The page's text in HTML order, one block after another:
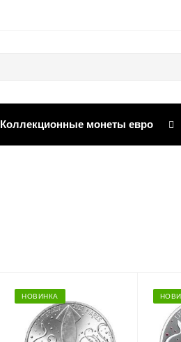
Коллекционные монеты евро
НОВИНКА